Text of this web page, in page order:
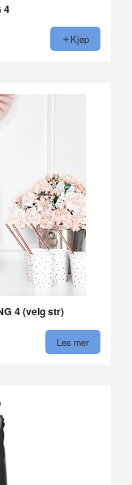
4
Kjøp
4 (velg str)
Les mer